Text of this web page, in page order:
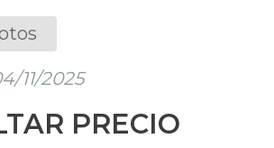
11/2025
PRECIO